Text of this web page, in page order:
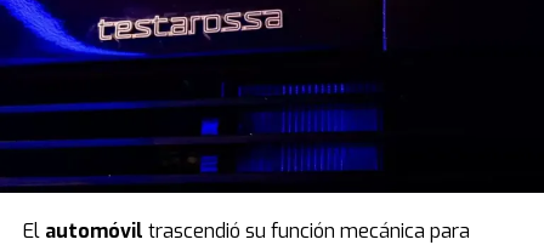
El automóvil trascendió su función mecánica para